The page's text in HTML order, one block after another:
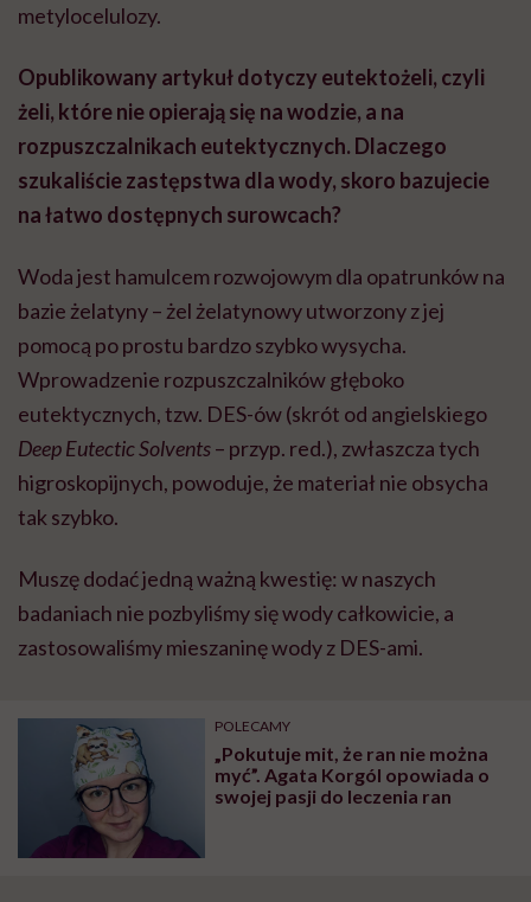
metylocelulozy.
Opublikowany artykuł dotyczy eutektożeli, czyli
żeli, które nie opierają się na wodzie, a na
rozpuszczalnikach eutektycznych. Dlaczego
szukaliście zastępstwa dla wody, skoro bazujecie
na łatwo dostępnych surowcach?
Woda jest hamulcem rozwojowym dla opatrunków na
bazie żelatyny – żel żelatynowy utworzony z jej
pomocą po prostu bardzo szybko wysycha.
Wprowadzenie rozpuszczalników głęboko
eutektycznych, tzw. DES-ów (skrót od angielskiego
Deep Eutectic Solvents– przyp. red.), zwłaszcza tych
higroskopijnych, powoduje, że materiał nie obsycha
tak szybko.
Muszę dodać jedną ważną kwestię: w naszych
badaniach nie pozbyliśmy się wody całkowicie, a
zastosowaliśmy mieszaninę wody z DES-ami.
POLECAMY
„Pokutuje mit, że ran nie można
myć”. Agata Korgól opowiada o
swojej pasji do leczenia ran